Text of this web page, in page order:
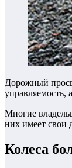
Дорожный
управляемость,
Многие
них имеет свои
Колеса